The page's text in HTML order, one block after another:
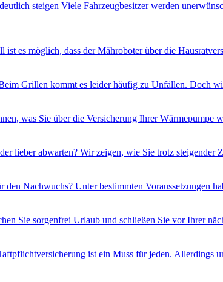
steigen Viele Fahrzeugbesitzer werden
ist es möglich, dass der Mähroboter über die
Grillen kommt es leider häufig zu Unfällen. Doch
was Sie über die Versicherung Ihrer Wärmepumpe
lieber abwarten? Wir zeigen, wie Sie trotz steigender
den Nachwuchs? Unter bestimmten Voraussetzungen
Sie sorgenfrei Urlaub und schließen Sie vor Ihrer
ist ein Muss für jeden. Allerdings